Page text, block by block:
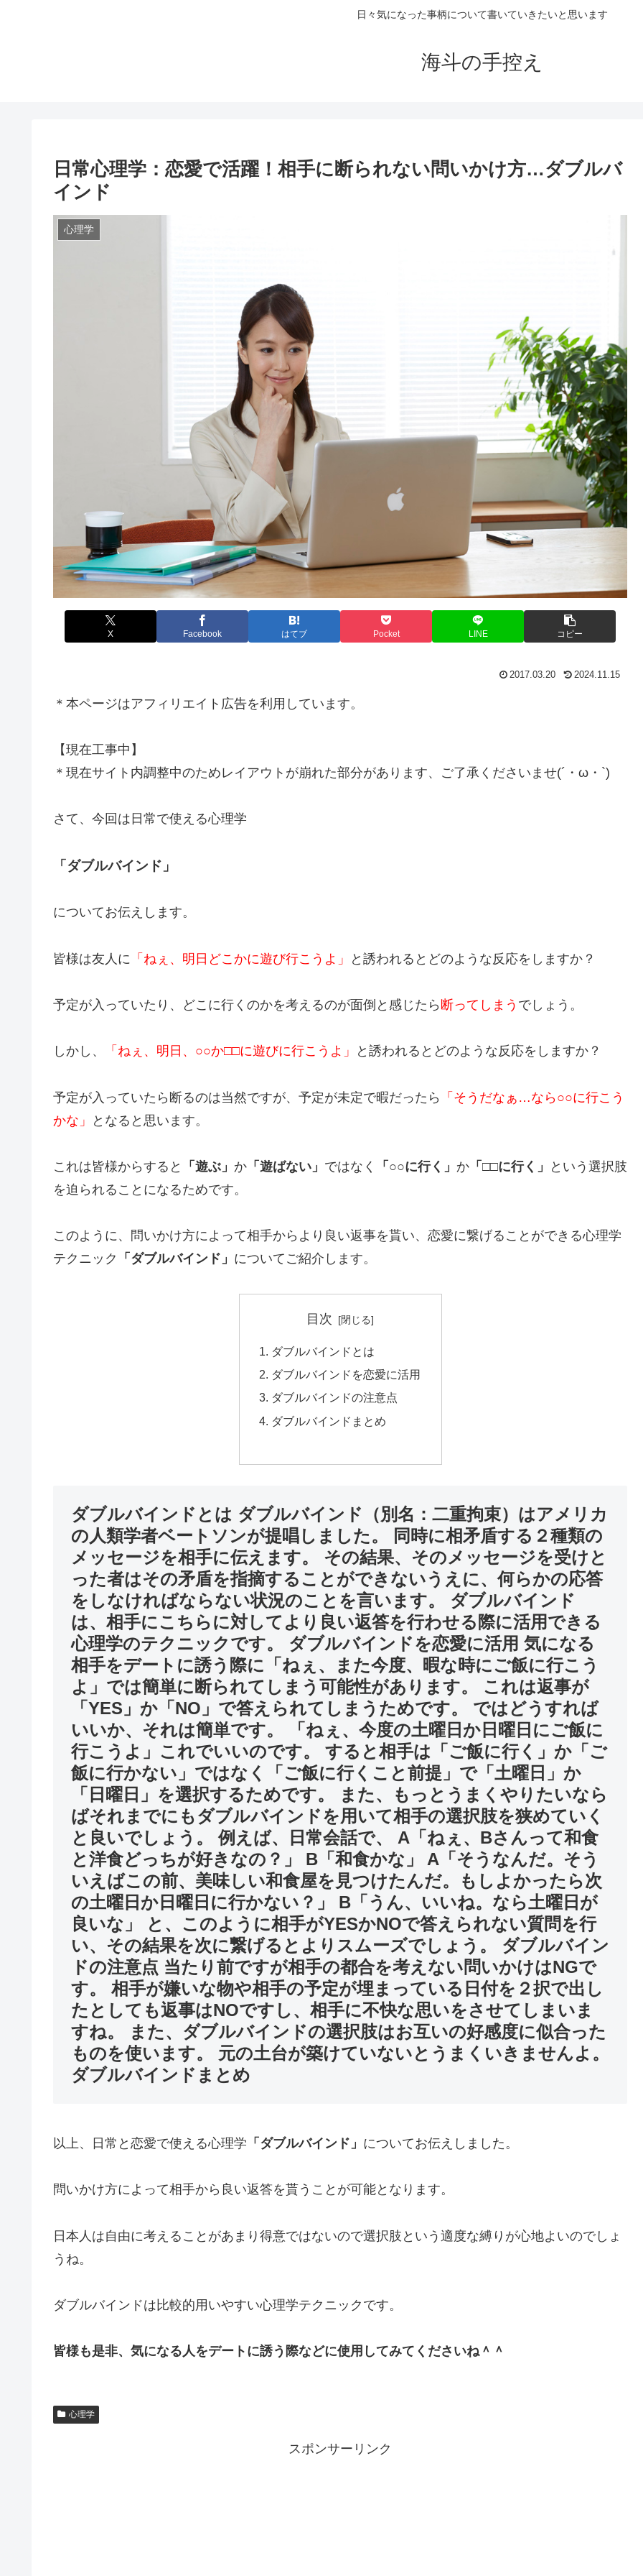
日々気になった事柄について書いていきたいと思います
海斗の手控え
日常心理学：恋愛で活躍！相手に断られない問いかけ方…ダブルバ
インド
心理学
X Facebook はてブ Pocket LINE コピー
2017.03.20 2024.11.15
＊本ページはアフィリエイト広告を利用しています。
【現在工事中】
＊現在サイト内調整中のためレイアウトが崩れた部分があります、ご了承くださいませ(´・ω・`)
さて、今回は日常で使える心理学
「ダブルバインド」
についてお伝えします。
皆様は友人に 「ねぇ、明日どこかに遊び行こうよ」 と誘われるとどのような反応をしますか？
予定が入っていたり、どこに行くのかを考えるのが面倒と感じたら 断ってしまう でしょう。
しかし、 「ねぇ、明日、○○か□□に遊びに行こうよ」 と誘われるとどのような反応をしますか？
予定が入っていたら断るのは当然ですが、予定が未定で暇だったら
「そうだなぁ…なら○○に行こう
かな」
となると思います。
これは皆様からすると 「遊ぶ」 か 「遊ばない」 ではなく 「○○に行く」 か 「□□に行く」
という選択肢
を迫られることになるためです。
このように、問いかけ方によって相手からより良い返事を貰い、恋愛に繋げることができる心理学
テクニック
「ダブルバインド」 についてご紹介します。
目次
ダブルバインドとは
ダブルバインドを恋愛に活用
ダブルバインドの注意点
ダブルバインドまとめ
ダブルバインドとは ダブルバインド（別名：二重拘束）はアメリカ
の人類学者ベートソンが提唱しました。 同時に相矛盾する２種類の
メッセージを相手に伝えます。 その結果、そのメッセージを受けと
った者はその矛盾を指摘することができないうえに、何らかの応答
をしなければならない状況のことを言います。 ダブルバインド
は、相手にこちらに対してより良い返答を行わせる際に活用できる
心理学のテクニックです。 ダブルバインドを恋愛に活用 気になる
相手をデートに誘う際に「ねぇ、また今度、暇な時にご飯に行こう
よ」では簡単に断られてしまう可能性があります。 これは返事が
「YES」か「NO」で答えられてしまうためです。 ではどうすれば
いいか、それは簡単です。 「ねぇ、今度の土曜日か日曜日にご飯に
行こうよ」これでいいのです。 すると相手は「ご飯に行く」か「ご
飯に行かない」ではなく「ご飯に行くこと前提」で「土曜日」か
「日曜日」を選択するためです。 また、もっとうまくやりたいなら
ばそれまでにもダブルバインドを用いて相手の選択肢を狭めていく
と良いでしょう。 例えば、日常会話で、 A「ねぇ、Bさんって和食
と洋食どっちが好きなの？」 B「和食かな」 A「そうなんだ。そう
いえばこの前、美味しい和食屋を見つけたんだ。もしよかったら次
の土曜日か日曜日に行かない？」 B「うん、いいね。なら土曜日が
良いな」 と、このように相手がYESかNOで答えられない質問を行
い、その結果を次に繋げるとよりスムーズでしょう。 ダブルバイン
ドの注意点 当たり前ですが相手の都合を考えない問いかけはNGで
す。 相手が嫌いな物や相手の予定が埋まっている日付を２択で出し
たとしても返事はNOですし、相手に不快な思いをさせてしまいま
すね。 また、ダブルバインドの選択肢はお互いの好感度に似合った
ものを使います。 元の土台が築けていないとうまくいきませんよ。
ダブルバインドまとめ
以上、日常と恋愛で使える心理学 「ダブルバインド 」 についてお伝えしました。
問いかけ方によって相手から良い返答を貰うことが可能となります。
日本人は自由に考えることがあまり得意ではないので選択肢という適度な縛りが心地よいのでしょ
うね。
ダブルバインドは比較的用いやすい心理学テクニックです。
皆様も是非、気になる人をデートに誘う際などに使用してみてくださいね＾＾
心理学
スポンサーリンク